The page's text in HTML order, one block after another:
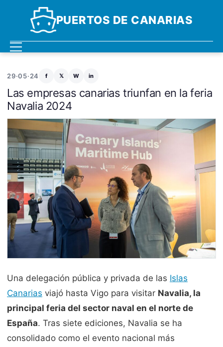
PUERTOS DE CANARIAS
29·05·24 f 𝕏 W in
Las empresas canarias triunfan en la feria
Navalia 2024
Una delegación pública y privada de las Islas
Canarias viajó hasta Vigo para visitar Navalia, la
principal feria del sector naval en el norte de
España. Tras siete ediciones, Navalia se ha
consolidado como el evento nacional más